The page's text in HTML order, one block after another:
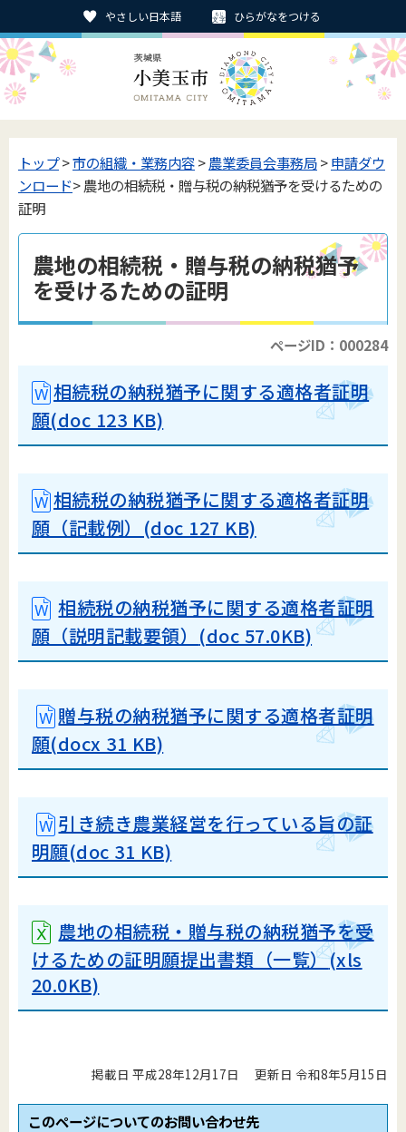
やさしい日本語 ひらがなをつける
トップ>市の組織・業務内容>農業委員会事務局>申請ダウ
ンロード> 農地の相続税・贈与税の納税猶予を受けるための
証明
農地の相続税・贈与税の納税猶予
を受けるための証明
ページID：000284
相続税の納税猶予に関する適格者証明
願(doc 123 KB)
相続税の納税猶予に関する適格者証明
願（記載例）(doc 127 KB)
相続税の納税猶予に関する適格者証明
願（説明記載要領） (doc 57.0KB)
贈与税の納税猶予に関する適格者証明
願(docx 31 KB)
引き続き農業経営を行っている旨の証
明願(doc 31 KB)
農地の相続税・贈与税の納税猶予を受
けるための証明願提出書類（一覧）(xls
20.0KB)
掲載日 平成28年12月17日 更新日 令和8年5月15日
このページについてのお問い合わせ先